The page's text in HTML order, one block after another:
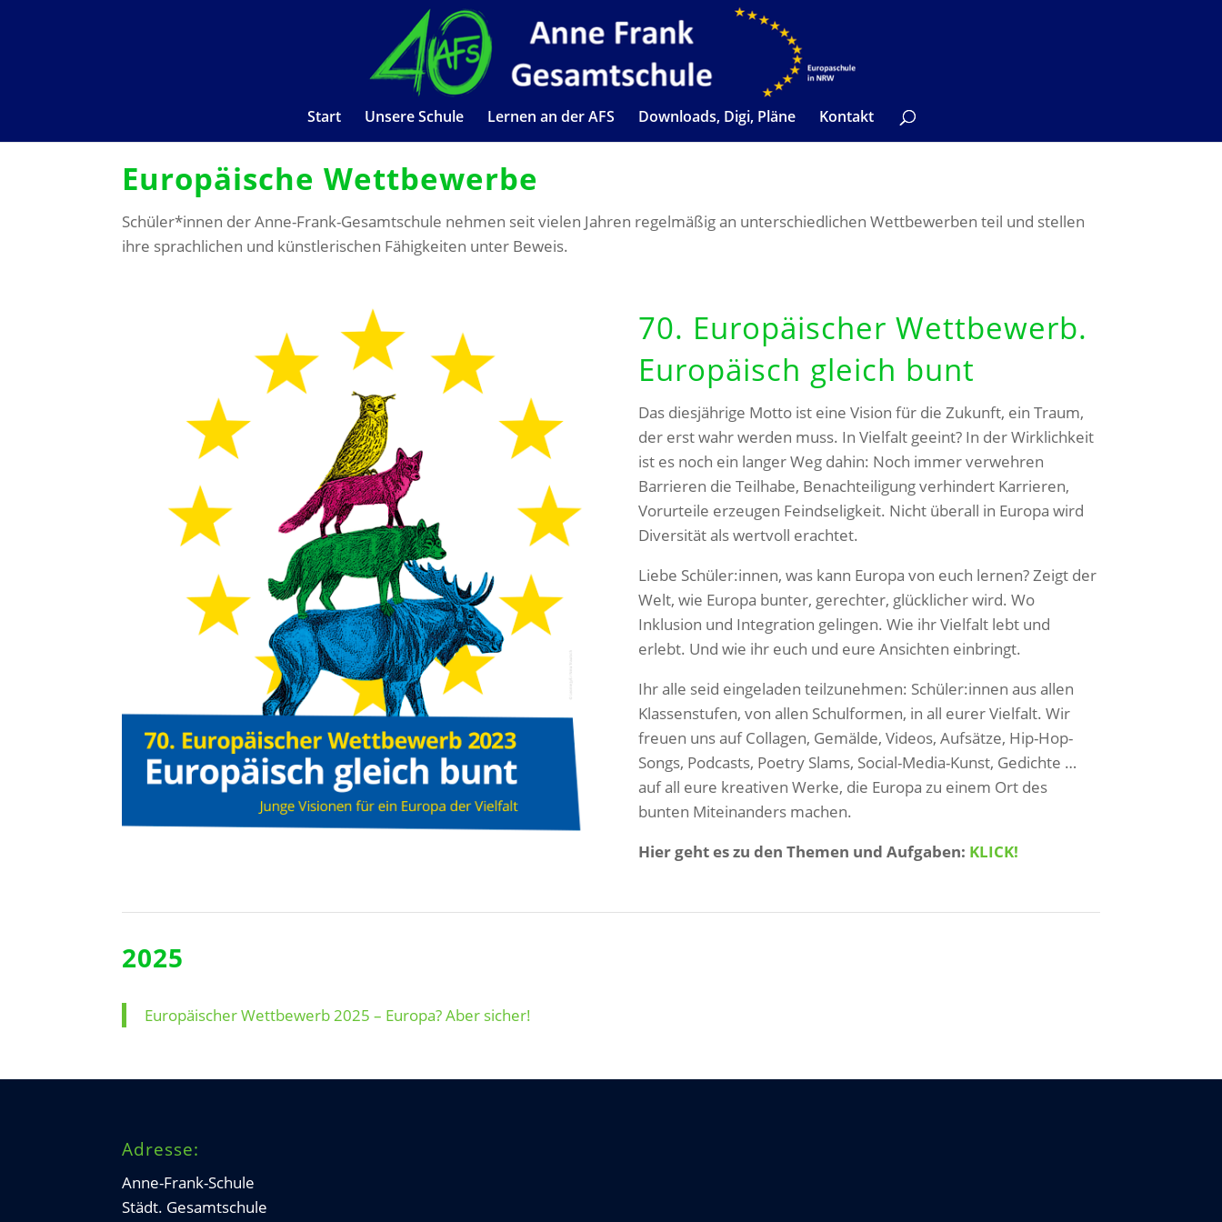
Start Unsere Schule Lernen an der AFS Downloads, Digi, Pläne Kontakt
Europäische Wettbewerbe
Schüler*innen der Anne-Frank-Gesamtschule nehmen seit vielen Jahren regelmäßig an unterschiedlichen Wettbewerben teil und stellen
ihre sprachlichen und künstlerischen Fähigkeiten unter Beweis.
70. Europäischer Wettbewerb.
Europäisch gleich bunt
Das diesjährige Motto ist eine Vision für die Zukunft, ein Traum,
der erst wahr werden muss. In Vielfalt geeint? In der Wirklichkeit
ist es noch ein langer Weg dahin: Noch immer verwehren
Barrieren die Teilhabe, Benachteiligung verhindert Karrieren,
Vorurteile erzeugen Feindseligkeit. Nicht überall in Europa wird
Diversität als wertvoll erachtet.
Liebe Schüler:innen, was kann Europa von euch lernen? Zeigt der
Welt, wie Europa bunter, gerechter, glücklicher wird. Wo
Inklusion und Integration gelingen. Wie ihr Vielfalt lebt und
erlebt. Und wie ihr euch und eure Ansichten einbringt.
Ihr alle seid eingeladen teilzunehmen: Schüler:innen aus allen
Klassenstufen, von allen Schulformen, in all eurer Vielfalt. Wir
freuen uns auf Collagen, Gemälde, Videos, Aufsätze, Hip-Hop-
Songs, Podcasts, Poetry Slams, Social-Media-Kunst, Gedichte …
auf all eure kreativen Werke, die Europa zu einem Ort des
bunten Miteinanders machen.
Hier geht es zu den Themen und Aufgaben: KLICK!
2025
Europäischer Wettbewerb 2025 – Europa? Aber sicher!
Adresse:
Anne-Frank-Schule
Städt. Gesamtschule